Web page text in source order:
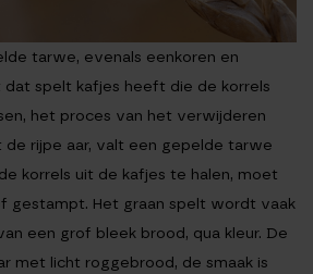
tarwe, evenals eenkoren en
spelt kafjes heeft die de korrels
het proces van het verwijderen
de rijpe aar, valt een gepelde tarwe
korrels uit de kafjes te halen, moet
gestampt. Het graan spelt wordt vaak
een grof bleek brood, qua kleur. De
met licht roggebrood, de smaak is